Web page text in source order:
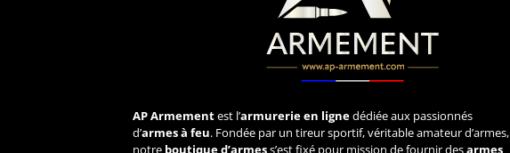
AP Armementest l’armurerie en lignedédiée aux passionnés
d’armes à feu. Fondée par un tireur sportif, véritable amateur d’armes,
notre boutique d’armess’est fixé pour mission de fournir desarmes